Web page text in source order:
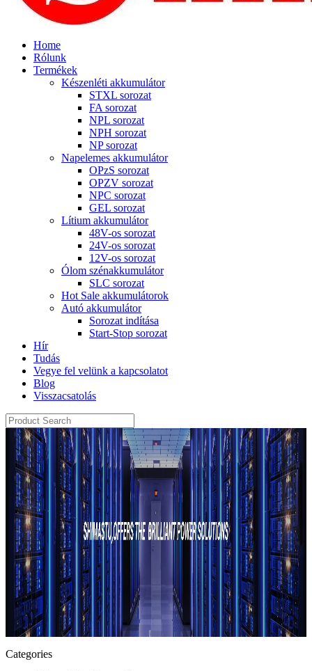
Home
Rólunk
Termékek
Készenléti akkumulátor
STXL sorozat
FA sorozat
NPL sorozat
NPH sorozat
NP sorozat
Napelemes akkumulátor
OPzS sorozat
OPZV sorozat
NPC sorozat
GEL sorozat
Lítium akkumulátor
48V-os sorozat
24V-os sorozat
12V-os sorozat
Ólom szénakkumulátor
SLC sorozat
Hot Sale akkumulátorok
Autó akkumulátor
Sorozat indítása
Start-Stop sorozat
Hír
Tudás
Vegye fel velünk a kapcsolatot
Blog
Visszacsatolás
Categories